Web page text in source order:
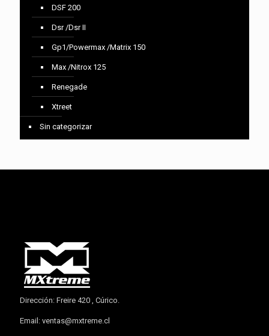
DSF 200
Dsr /Dsr II
Gp1/Powermax /Matrix 150
Max /Nitrox 125
Renegade
Xtreet
Sin categorizar
Dirección: Freire 420 , Cúrico.
Email: ventas@mxtreme.cl